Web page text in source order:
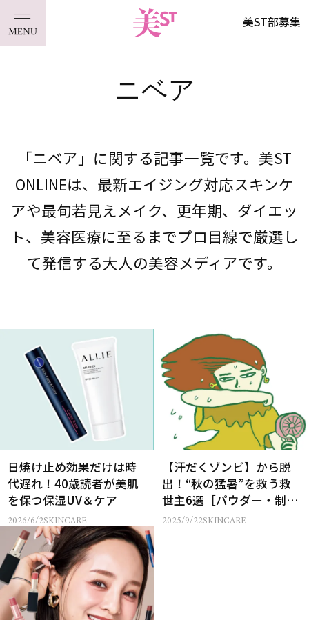
美ST部募集
ニベア
「ニベア」に関する記事一覧です。美ST
ONLINEは、最新エイジング対応スキンケ
アや最旬若見えメイク、更年期、ダイエッ
ト、美容医療に至るまでプロ目線で厳選し
て発信する大人の美容メディアです。
日焼け止め効果だけは時
代遅れ！40歳読者が美肌
を保つ保湿UV＆ケア
2026/6/2SKINCARE
【汗だくゾンビ】から脱
出！“秋の猛暑”を救う救
世主6選［パウダー・制汗
パテ・ミストほか］
2025/9/22SKINCARE